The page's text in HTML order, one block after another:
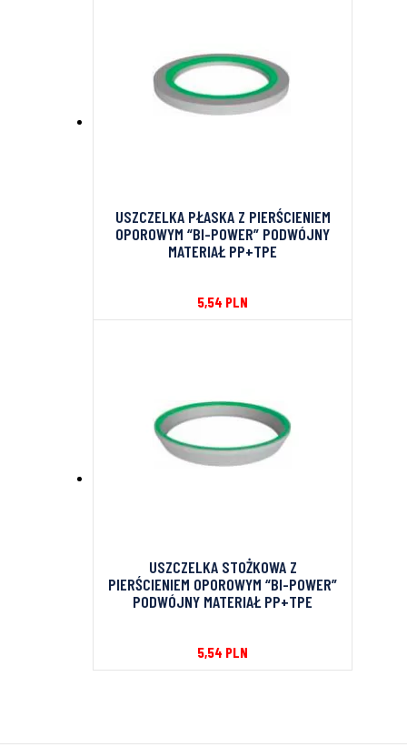
USZCZELKA PŁASKA Z PIERŚCIENIEM
OPOROWYM “BI-POWER” PODWÓJNY
MATERIAŁ PP+TPE
5,54 PLN
USZCZELKA STOŻKOWA Z
PIERŚCIENIEM OPOROWYM “BI-POWER”
PODWÓJNY MATERIAŁ PP+TPE
5,54 PLN